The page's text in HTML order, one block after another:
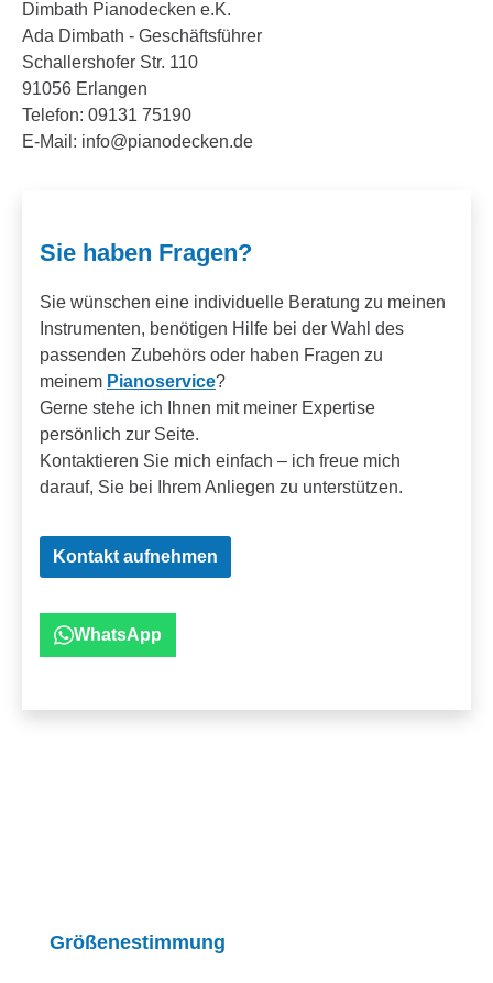
Dimbath Pianodecken e.K.
Ada Dimbath - Geschäftsführer
Schallershofer Str. 110
91056 Erlangen
Telefon: 09131 75190
E-Mail: info@pianodecken.de
Sie haben Fragen?
Sie wünschen eine individuelle Beratung zu meinen
Instrumenten, benötigen Hilfe bei der Wahl des
passenden Zubehörs oder haben Fragen zu
meinem Pianoservice?
Gerne stehe ich Ihnen mit meiner Expertise
persönlich zur Seite.
Kontaktieren Sie mich einfach – ich freue mich
darauf, Sie bei Ihrem Anliegen zu unterstützen.
Kontakt aufnehmen
WhatsApp
Produktgalerie überspringen
Größenestimmung